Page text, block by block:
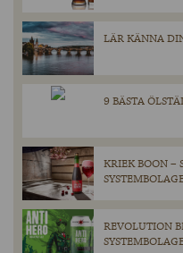
LÄR KÄNNA
9 BÄSTA
KRIEK BOON –
REVOLUTION